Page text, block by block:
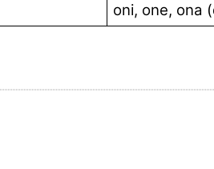
oni, one, ona